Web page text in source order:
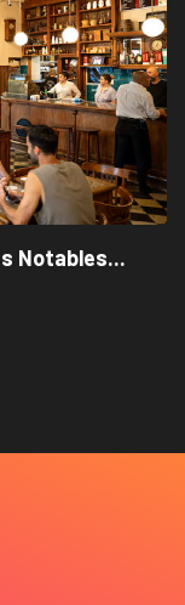
Notables...